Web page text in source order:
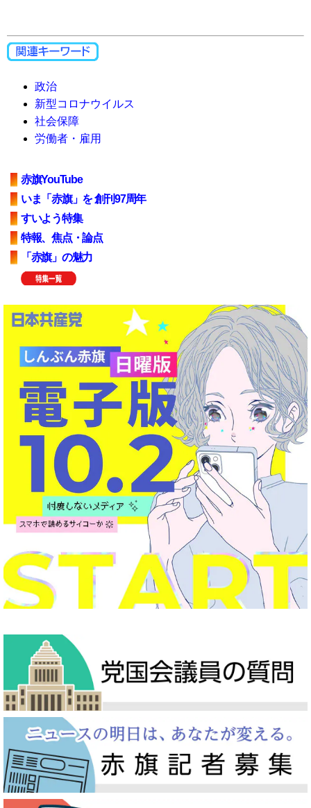
政治
新型コロナウイルス
社会保障
労働者・雇用
赤旗YouTube
いま「赤旗」を 創刊97周年
すいよう特集
特報、焦点・論点
「赤旗」の魅力